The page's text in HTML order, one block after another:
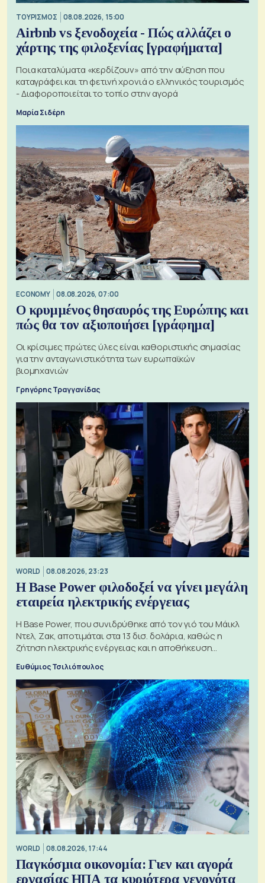
ΤΟΥΡΙΣΜΟΣ 08.08.2026, 15:00
Airbnb vs ξενοδοχεία - Πώς αλλάζει ο
χάρτης της φιλοξενίας [γραφήματα]
Ποια καταλύματα «κερδίζουν» από την αύξηση που
καταγράφει και τη φετινή χρονιά ο ελληνικός τουρισμός
- Διαφοροποιείται το τοπίο στην αγορά
Μαρία Σιδέρη
ECONOMY 08.08.2026, 07:00
Ο κρυμμένος θησαυρός της Ευρώπης και
πώς θα τον αξιοποιήσει [γράφημα]
Οι κρίσιμες πρώτες ύλες είναι καθοριστικής σημασίας
για την ανταγωνιστικότητα των ευρωπαϊκών
βιομηχανιών
Γρηγόρης Τραγγανίδας
WORLD 08.08.2026, 23:23
Η Base Power φιλοδοξεί να γίνει μεγάλη
εταιρεία ηλεκτρικής ενέργειας
Η Base Power, που συνιδρύθηκε από τον γιό του Μάικλ
Ντελ, Ζακ, αποτιμάται στα 13 δισ. δολάρια, καθώς η
ζήτηση ηλεκτρικής ενέργειας και η αποθήκευση
Ευθύμιος Τσιλιόπουλος
WORLD 08.08.2026, 17:44
Παγκόσμια οικονομία: Γιεν και αγορά
εργασίας ΗΠΑ τα κυριότερα γεγονότα